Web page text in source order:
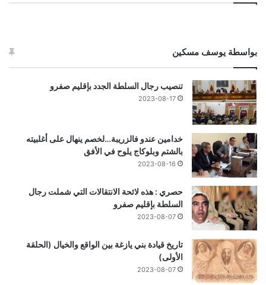
بواسطة يوسف مسكين
تنصيب رجال السلطة الجدد بإقليم صفرو
2023-08-17
خدامين عندو فالزريبة…لخصم ينهال على أغلبيته
بالشتم وبلوكاج يلوح في الأفق
2023-08-16
حصري : هذه لائحة الانتقالات التي شملت رجال
السلطة بإقليم صفرو
2023-08-07
تاريخ قيادة بني يازغة بين الواقع والخيال (الحلقة
الأولى)
2023-08-07